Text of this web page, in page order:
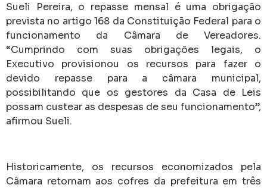
Sueli Pereira, o repasse mensal é uma obrigação
prevista no artigo 168 da Constituição Federal para o
funcionamento da Câmara de Vereadores.
“Cumprindo com suas obrigações legais, o
Executivo provisionou os recursos para fazer o
devido repasse para a câmara municipal,
possibilitando que os gestores da Casa de Leis
possam custear as despesas de seu funcionamento”,
afirmou Sueli.
Historicamente, os recursos economizados pela
Câmara retornam aos cofres da prefeitura em três